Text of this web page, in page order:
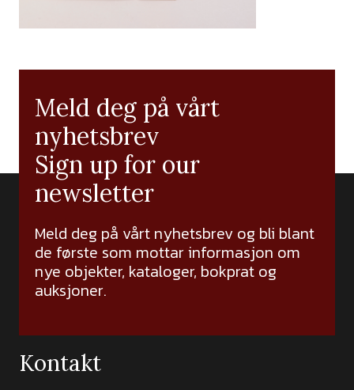
Meld deg på vårt
nyhetsbrev
Sign up for our
newsletter
Meld deg på vårt nyhetsbrev og bli blant
de første som mottar informasjon om
nye objekter, kataloger, bokprat og
auksjoner.
Kontakt